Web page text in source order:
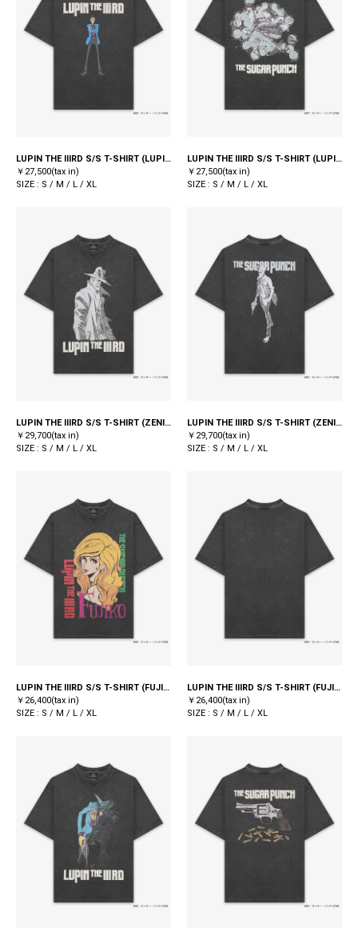
LUPIN THE IIIRD S/S T-SHIRT (LUPIN) / BLACK
￥27,500(tax in)
SIZE : S / M / L / XL
LUPIN THE IIIRD S/S T-SHIRT (LUPIN) / BLACK
￥27,500(tax in)
SIZE : S / M / L / XL
LUPIN THE IIIRD S/S T-SHIRT (ZENIGATA/LUPIN) / BLACK
￥29,700(tax in)
SIZE : S / M / L / XL
LUPIN THE IIIRD S/S T-SHIRT (ZENIGATA/LUPIN) / BLACK
￥29,700(tax in)
SIZE : S / M / L / XL
LUPIN THE IIIRD S/S T-SHIRT (FUJIKO) / BLACK
￥26,400(tax in)
SIZE : S / M / L / XL
LUPIN THE IIIRD S/S T-SHIRT (FUJIKO) / BLACK
￥26,400(tax in)
SIZE : S / M / L / XL